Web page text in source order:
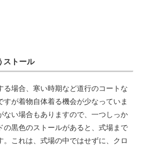
ストール
る場合、寒い時期など道行のコートな
すが着物自体着る機会が少なっていま
ない場合もありますので、一つしっか
の黒色のストールがあると、式場まで
。これは、式場の中ではせずに、クロ